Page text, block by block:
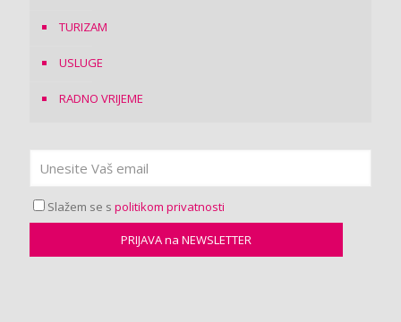
TURIZAM
USLUGE
RADNO VRIJEME
Slažem se s politikom privatnosti